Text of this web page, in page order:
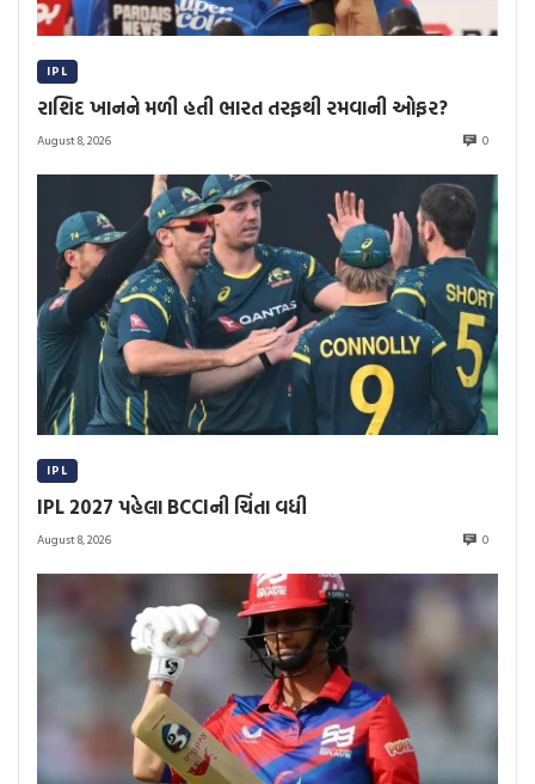
IPL
રાશિદ ખાનને મળી હતી ભારત તરફથી રમવાની ઓફર?
August 8, 2026 0
IPL
IPL 2027 પહેલા BCCIની ચિંતા વધી
August 8, 2026 0